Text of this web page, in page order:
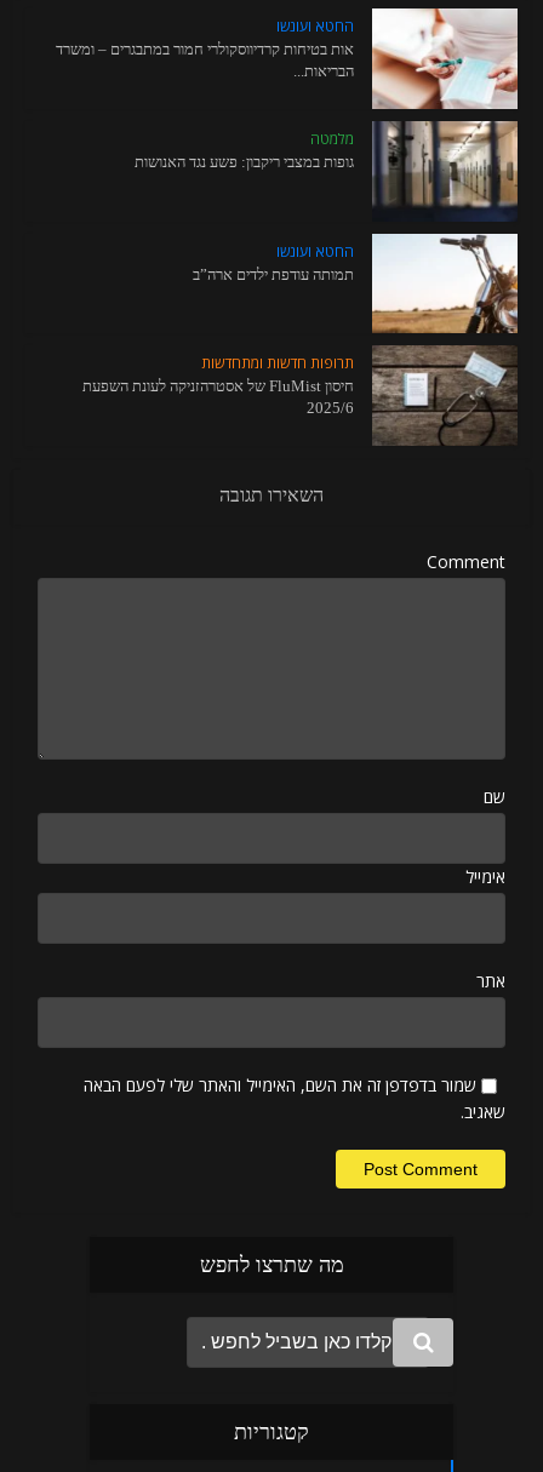
החטא ועונשו
אות בטיחות קרדיווסקולרי חמור במתבגרים – ומשרד
הבריאות...
מלמטה
גופות במצבי ריקבון: פשע נגד האנושות
החטא ועונשו
תמותה עודפת ילדים ארה”ב
תרופות חדשות ומתחדשות
חיסון FluMist של אסטרהזניקה לעונת השפעת
2025/6
השאירו תגובה
Comment
שם
אימייל
אתר
שמור בדפדפן זה את השם, האימייל והאתר שלי לפעם הבאה
שאגיב.
מה שתרצו לחפש
קטגוריות